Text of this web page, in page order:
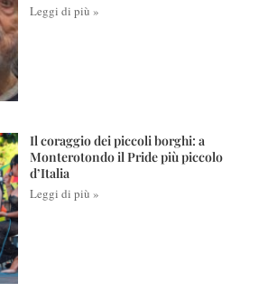
Leggi di più »
Il coraggio dei piccoli borghi: a
Monterotondo il Pride più piccolo
d’Italia
Leggi di più »